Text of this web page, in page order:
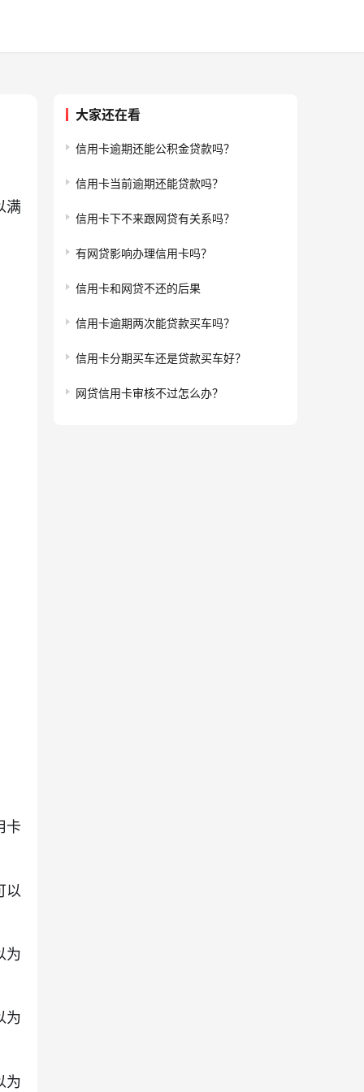
满
卡
以
为
为
为
大家还在看
信用卡逾期还能公积金贷款吗？
信用卡当前逾期还能贷款吗？
信用卡下不来跟网贷有关系吗？
有网贷影响办理信用卡吗？
信用卡和网贷不还的后果
信用卡逾期两次能贷款买车吗？
信用卡分期买车还是贷款买车好？
网贷信用卡审核不过怎么办？